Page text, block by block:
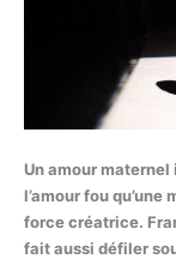
Un amour
l’amour fou
force créatrice.
fait aussi défiler